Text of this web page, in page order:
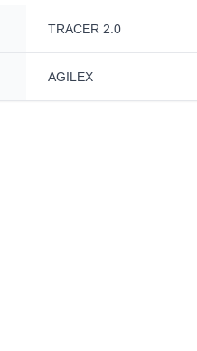
TRACER 2.0
AGILEX